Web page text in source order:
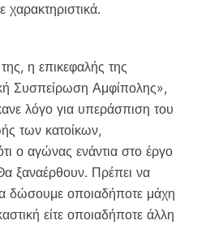
η επικεφαλής της
Συσπείρωση Αμφίπολης»,
λόγο για υπεράσπιση του
των κατοίκων,
ο αγώνας ενάντια στο έργο
ξαναέρθουν. Πρέπει να
δώσουμε οποιαδήποτε μάχη
είτε οποιαδήποτε άλλη